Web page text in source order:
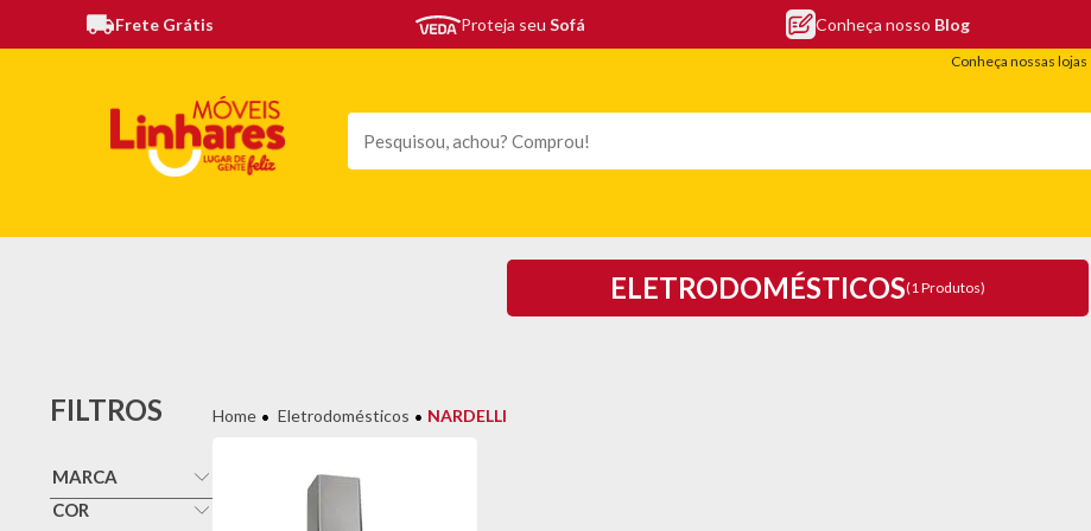
Frete Grátis Proteja seu Sofá Conheça nosso Blog
Conheça nossas lojas
ELETRODOMÉSTICOS(1 Produtos)
FILTROS
MARCA
Nardelli
COR
Eletrodomésticos NARDELLI